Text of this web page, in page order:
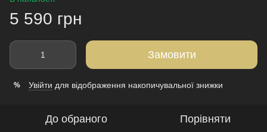
5 590 грн
Замовити
% Увійти для відображення накопичувальної знижки
До обраного Порівняти